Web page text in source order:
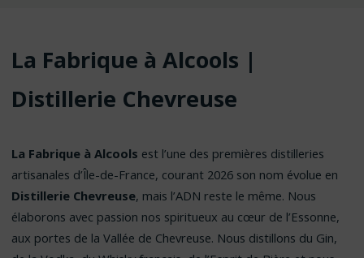
La Fabrique à Alcools |
Distillerie Chevreuse
La Fabrique à Alcools est l’une des premières distilleries
artisanales d’Île-de-France, courant 2026 son nom évolue en
Distillerie Chevreuse, mais l’ADN reste le même. Nous
élaborons avec passion nos spiritueux au cœur de l’Essonne,
aux portes de la Vallée de Chevreuse. Nous distillons du Gin,